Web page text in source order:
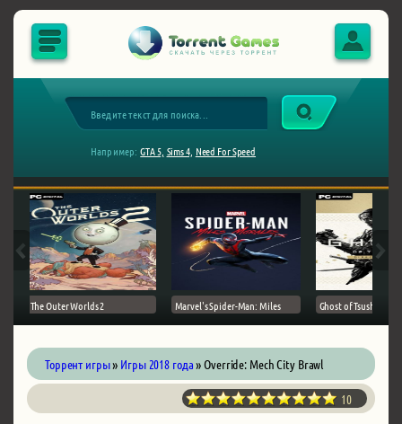
Например: GTA 5, Sims 4, Need For Speed
The Outer Worlds 2 Marvel's Spider-Man: Miles Ghost of Tsushima на
Торрент игры» Игры 2018 года» Override: Mech City Brawl
10